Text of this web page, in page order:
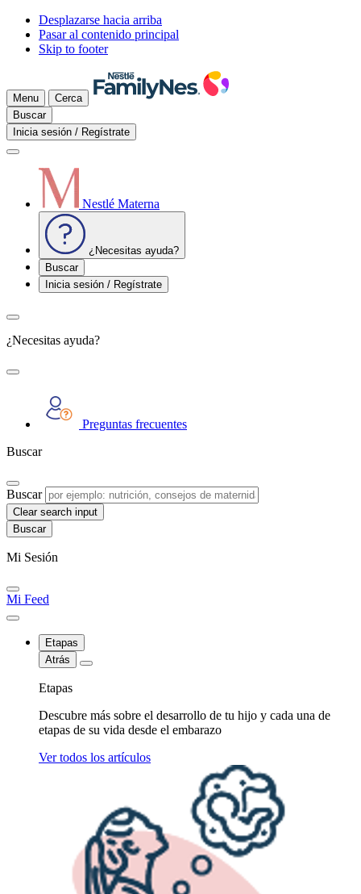
Desplazarse hacia arriba
Pasar al contenido principal
Skip to footer
Menu
Cerca
Buscar
Inicia sesión / Regístrate
Nestlé Materna
¿Necesitas ayuda?
Buscar
Inicia sesión / Regístrate
¿Necesitas ayuda?
Preguntas frecuentes
Buscar
Buscar
Clear search input
Mi Sesión
Mi Feed
Etapas
Atrás
Etapas
Descubre más sobre el desarrollo de tu hijo y cada una de
etapas de su vida desde el embarazo
Ver todos los artículos